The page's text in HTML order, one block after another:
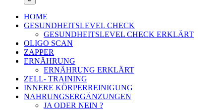
HOME
GESUNDHEITSLEVEL CHECK
GESUNDHEITSLEVEL CHECK ERKLÄRT
OLIGO SCAN
ZAPPER
ERNÄHRUNG
ERNÄHRUNG ERKLÄRT
ZELL- TRAINING
INNERE KÖRPERREINIGUNG
NAHRUNGSERGÄNZUNGEN
JA ODER NEIN ?